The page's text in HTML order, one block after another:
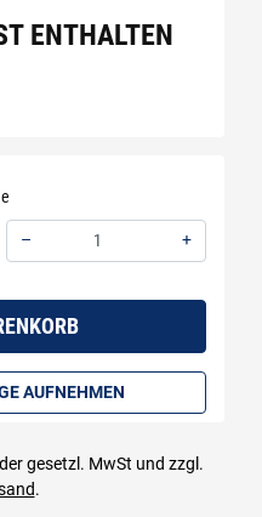
ENTHALTEN
–
+
AUFNEHMEN
gesetzl. MwSt und zzgl.
.